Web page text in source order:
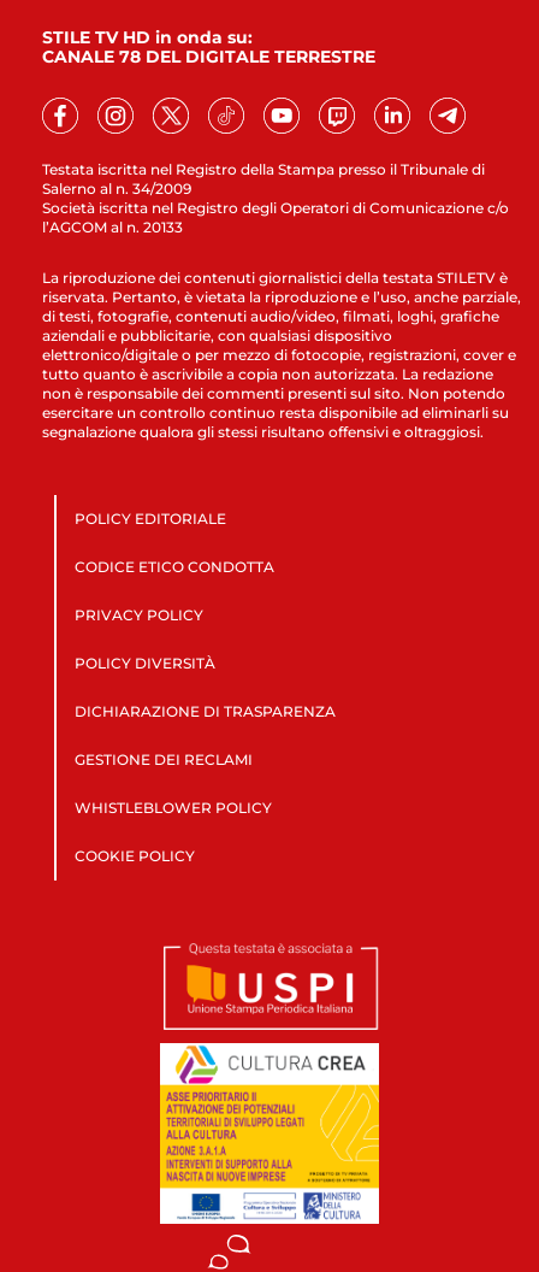
Testata iscritta nel Registro della Stampa presso il Tribunale di
Salerno al n. 34/2009
Società iscritta nel Registro degli Operatori di Comunicazione c/o
l’AGCOM al n. 20133
STILE TV HD in onda su:
CANALE 78 DEL DIGITALE TERRESTRE
La riproduzione dei contenuti giornalistici della testata STILETV è
riservata. Pertanto, è vietata la riproduzione e l’uso, anche parziale,
di testi, fotografie, contenuti audio/video, filmati, loghi, grafiche
aziendali e pubblicitarie, con qualsiasi dispositivo
elettronico/digitale o per mezzo di fotocopie, registrazioni, cover e
tutto quanto è ascrivibile a copia non autorizzata. La redazione
non è responsabile dei commenti presenti sul sito. Non potendo
esercitare un controllo continuo resta disponibile ad eliminarli su
segnalazione qualora gli stessi risultano offensivi e oltraggiosi.
POLICY EDITORIALE
CODICE ETICO CONDOTTA
PRIVACY POLICY
POLICY DIVERSITÀ
DICHIARAZIONE DI TRASPARENZA
GESTIONE DEI RECLAMI
WHISTLEBLOWER POLICY
COOKIE POLICY